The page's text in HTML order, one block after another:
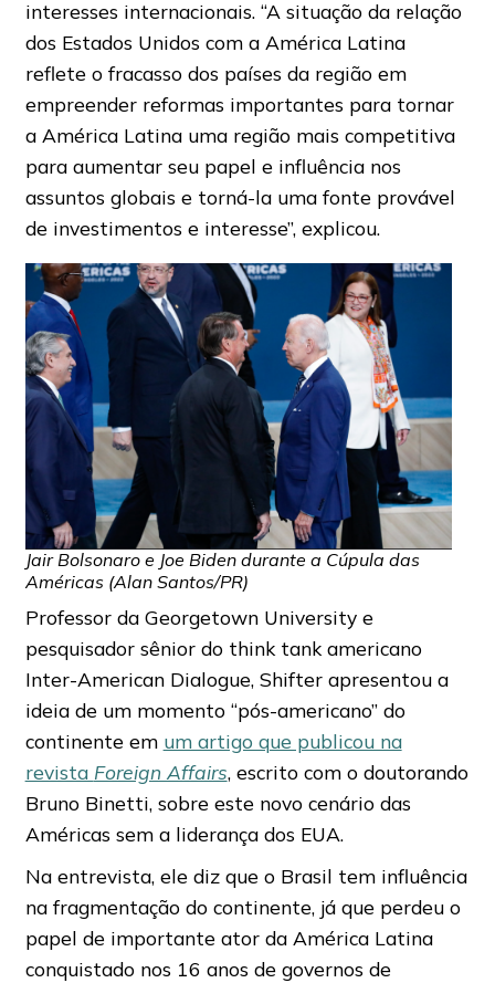
interesses internacionais. “A situação da relação
dos Estados Unidos com a América Latina
reflete o fracasso dos países da região em
empreender reformas importantes para tornar
a América Latina uma região mais competitiva
para aumentar seu papel e influência nos
assuntos globais e torná-la uma fonte provável
de investimentos e interesse”, explicou.
Jair Bolsonaro e Joe Biden durante a Cúpula das
Américas (Alan Santos/PR)
Professor da Georgetown University e
pesquisador sênior do think tank americano
Inter-American Dialogue, Shifter apresentou a
ideia de um momento “pós-americano” do
continente em um artigo que publicou na
revista Foreign Affairs, escrito com o doutorando
Bruno Binetti, sobre este novo cenário das
Américas sem a liderança dos EUA.
Na entrevista, ele diz que o Brasil tem influência
na fragmentação do continente, já que perdeu o
papel de importante ator da América Latina
conquistado nos 16 anos de governos de